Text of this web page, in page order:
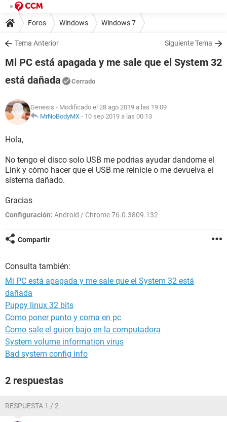
Foros Windows Windows 7
Tema Anterior Siguiente Tema
Mi PC está apagada y me sale que el System 32
está dañada
Cerrado
Genesis - Modificado el 28 ago 2019 a las 19:09
MrNoBodyMX - 10 sep 2019 a las 00:13
Hola,
No tengo el disco solo USB me podrias ayudar dandome el
Link y cómo hacer que el USB me reinicie o me devuelva el
sistema dañado.
Gracias
Configuración: Android / Chrome 76.0.3809.132
Compartir
Consulta también:
Mi PC está apagada y me sale que el System 32 está
dañada
Puppy linux 32 bits
Como poner punto y coma en pc
Como sale el guion bajo en la computadora
System volume information virus
Bad system config info
2 respuestas
RESPUESTA 1 / 2